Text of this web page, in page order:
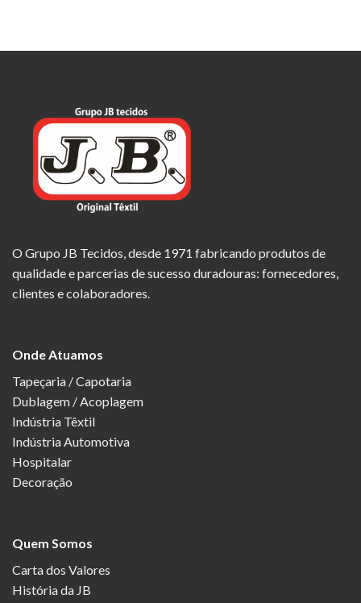
O Grupo JB Tecidos, desde 1971 fabricando produtos de
qualidade e parcerias de sucesso duradouras: fornecedores,
clientes e colaboradores.
Onde Atuamos
Tapeçaria / Capotaria
Dublagem / Acoplagem
Indústria Têxtil
Indústria Automotiva
Hospitalar
Decoração
Quem Somos
Carta dos Valores
História da JB